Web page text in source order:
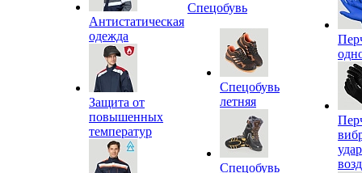
Антистатическая
одежда
Защита от
повышенных
температур
Спецобувь
Спецобувь
летняя
Спецобувь